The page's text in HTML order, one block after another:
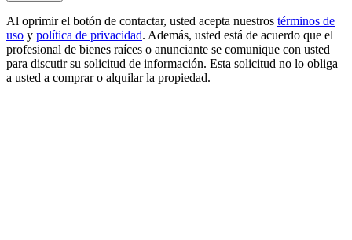
Al oprimir el botón de contactar, usted acepta nuestros términos de
uso y política de privacidad. Además, usted está de acuerdo que el
profesional de bienes raíces o anunciante se comunique con usted
para discutir su solicitud de información. Esta solicitud no lo obliga
a usted a comprar o alquilar la propiedad.